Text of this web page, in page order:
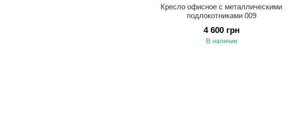
Кресло офисное с металлическими
подлокотниками 009
4 600 грн
В наличии